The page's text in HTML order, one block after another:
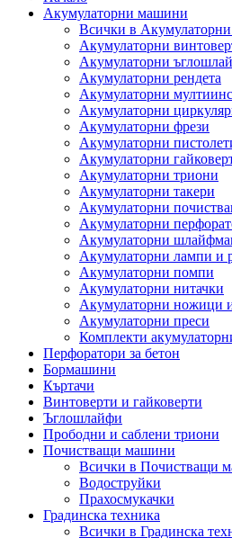
Акумулаторни машини
Всички в
Акумулаторни
Акумулаторни
Акумулаторни рендета
Акумулаторни
Акумулаторни
Акумулаторни фрези
Акумулаторни
Акумулаторни
Акумулаторни триони
Акумулаторни такери
Акумулаторни
Акумулаторни
Акумулаторни
Акумулаторни лампи и
Акумулаторни помпи
Акумулаторни нитачки
Акумулаторни ножици
Акумулаторни преси
Комплекти
Перфоратори за бетон
Бормашини
Къртачи
Винтоверти и гайковерти
Ъглошлайфи
Прободни и саблени триони
Почистващи машини
Всички в Почистващи
Водоструйки
Прахосмукачки
Градинска техника
Всички в Градинска